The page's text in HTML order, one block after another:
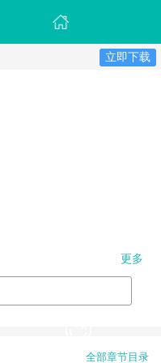
立即下载
更多
全部章节目录